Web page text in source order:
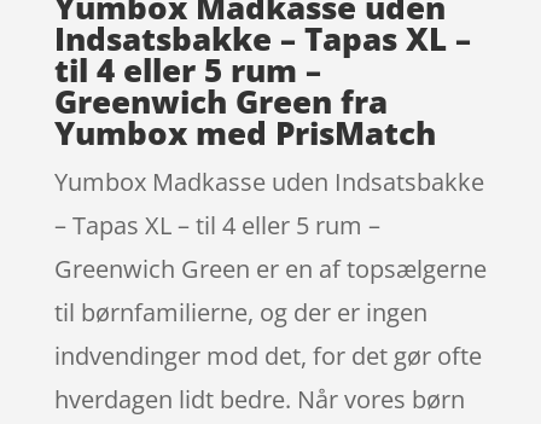
Indsatsbakke – Tapas XL –
til 4 eller 5 rum –
Greenwich Green fra
Yumbox med PrisMatch
Yumbox Madkasse uden Indsatsbakke
– Tapas XL – til 4 eller 5 rum –
Greenwich Green er en af topsælgerne
til børnfamilierne, og der er ingen
indvendinger mod det, for det gør ofte
hverdagen lidt bedre. Når vores børn